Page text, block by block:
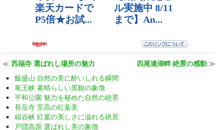
≪ 西福寺 選ばれし場所の魅力 四尾連湖畔 絶景の感動 ≫
飯盛山 自然の美に酔いしれる瞬間
竜王峡 素晴らしい景観の象徴
平和公園 魅力を秘めた自然の絶景
長岳寺 至高の紅葉美
岨谷峡 紅葉の美しさに溢れる絶景
戸隠高原 選ばれし美の象徴